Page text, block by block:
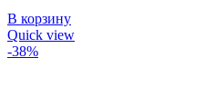
В корзину
Quick view
-38%